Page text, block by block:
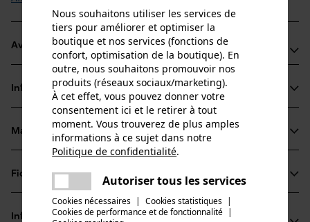
Avantages du produit
Pull à col rond
Bords tricotés à la taille et aux manches
En tissu double face
Informations sur le produit
Détails du produit
Type de manche
manches longues
Matériau & entretien
Type de matériau
Fiches techniques
Fiche de données de sécurité du produit (PDF)
Informations fabricant
Nous souhaitons utiliser les services de
tiers pour améliorer et optimiser la
boutique et nos services (fonctions de
confort, optimisation de la boutique). En
outre, nous souhaitons promouvoir nos
produits (réseaux sociaux/marketing).
À cet effet, vous pouvez donner votre
consentement ici et le retirer à tout
moment. Vous trouverez de plus amples
informations à ce sujet dans notre
Politique de confidentialité.
Autoriser tous les services
Cookies nécessaires | Cookies statistiques |
Cookies de performance et de fonctionnalité |
Une erreur s'est produite. Veuillez
essayer encore.
partager
partager
mail